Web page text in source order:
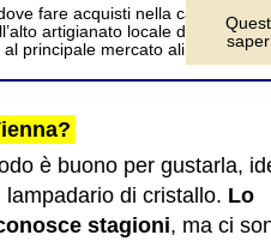
fare acquisti nella capitale
artigianato locale di vetri e
al principale mercato alimentare.
è buono per gustarla,
di cristallo. Lo
stagioni, ma ci